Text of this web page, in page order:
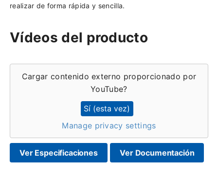
realizar de forma rápida y sencilla.
Vídeos del producto
Cargar contenido externo proporcionado por
YouTube?
Sí (esta vez)
Manage privacy settings
Ver Especificaciones Ver Documentación